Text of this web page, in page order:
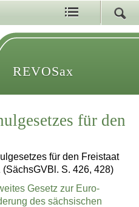
REVOSax
für den
für den Freistaat
S. 426, 428)
Gesetz zur Euro-
des sächsischen